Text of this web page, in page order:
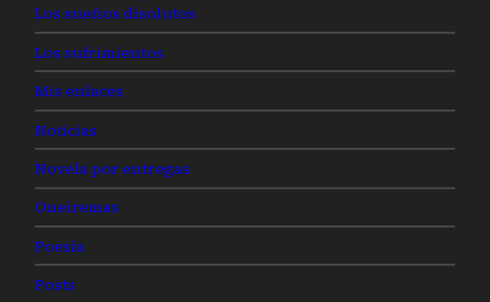
Los sueños disolutos
Los sufrimientos
Mis enlaces
Noticias
Novela por entregas
Oneiremas
Poesía
Posts